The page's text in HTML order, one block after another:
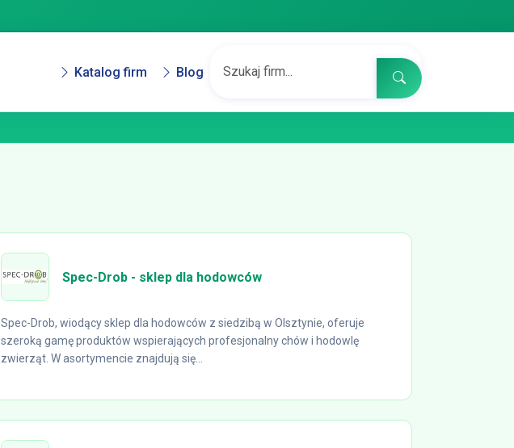
Katalog firm Blog
Spec-Drob - sklep dla hodowców
Spec-Drob, wiodący sklep dla hodowców z siedzibą w Olsztynie, oferuje
szeroką gamę produktów wspierających profesjonalny chów i hodowlę
zwierząt. W asortymencie znajdują się...